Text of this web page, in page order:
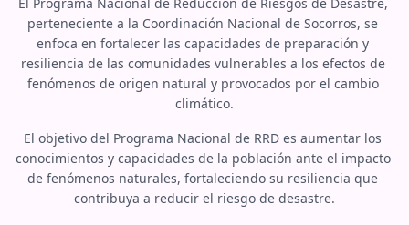
perteneciente a la Coordinación Nacional de Socorros, se
enfoca en fortalecer las capacidades de preparación y
resiliencia de las comunidades vulnerables a los efectos de
fenómenos de origen natural y provocados por el cambio
climático.
El objetivo del Programa Nacional de RRD es aumentar los
conocimientos y capacidades de la población ante el impacto
de fenómenos naturales, fortaleciendo su resiliencia que
contribuya a reducir el riesgo de desastre.